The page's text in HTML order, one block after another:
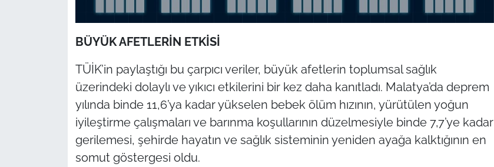
BÜYÜK AFETLERİN ETKİSİ
TÜİK’in paylaştığı bu çarpıcı veriler, büyük afetlerin toplumsal sağlık
üzerindeki dolaylı ve yıkıcı etkilerini bir kez daha kanıtladı. Malatya’da deprem
yılında binde 11,6’ya kadar yükselen bebek ölüm hızının, yürütülen yoğun
iyileştirme çalışmaları ve barınma koşullarının düzelmesiyle binde 7,7’ye kadar
gerilemesi, şehirde hayatın ve sağlık sisteminin yeniden ayağa kalktığının en
somut göstergesi oldu.